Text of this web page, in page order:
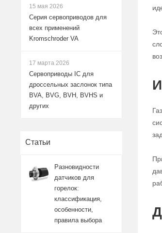
15 мая 2026
Серия сервоприводов для
всех применений
Kromschroder VA
17 марта 2026
Сервоприводы IC для
дроссельных заслонок типа
BVA, BVG, BVH, BVHS и
других
Статьи
Разновидности
датчиков для
горелок:
классификация,
особенности,
правила выбора